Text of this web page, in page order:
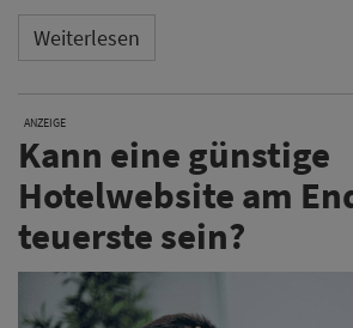
Weiterlesen
ANZEIGE
Kann eine günstige
Hotelwebsite am
teuerste sein?